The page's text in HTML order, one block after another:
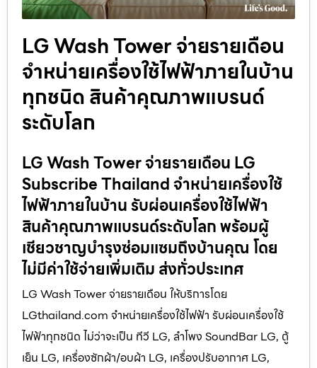
LG Wash Tower จ่ายรายเดือน
จำหน่ายเครื่องใช้ไฟฟ้าภายในบ้าน
ทุกชนิด สินค้าคุณภาพแบรนด์
ระดับโลก
LG Wash Tower จ่ายรายเดือน LG
Subscribe Thailand จำหน่ายเครื่องใช้
ไฟฟ้าภายในบ้าน รับผ่อนเครื่องใช้ไฟฟ้า
สินค้าคุณภาพแบรนด์ระดับโลก พร้อมผู้
เชียวชาญบำรุงซ่อมแซมถึงบ้านคุณ โดย
ไม่มีค่าใช้จ่ายเพิ่มเติม ส่งทั่วประเทศ
LG Wash Tower จ่ายรายเดือน ให้บริการโดย
LGthailand.com จำหน่ายเครื่องใช้ไฟฟ้า รับผ่อนเครื่องใช้
ไฟฟ้าทุกชนิด ไม่ว่าจะเป็น ทีวี LG, ลำโพง SoundBar LG, ตู้
เย็น LG, เครื่องซักผ้า/อบผ้า LG, เครื่องปรับอากาศ LG,